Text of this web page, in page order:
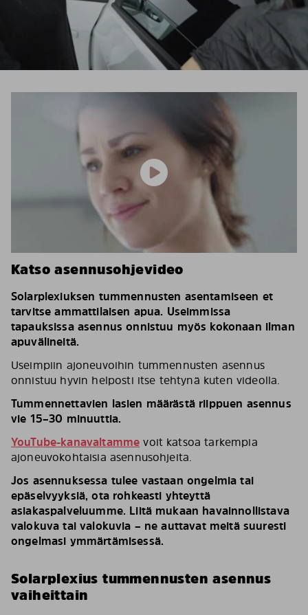
Katso asennusohjevideo
Solarplexiuksen tummennusten asentamiseen et
tarvitse ammattilaisen apua. Useimmissa
tapauksissa asennus onnistuu myös kokonaan ilman
apuvälineitä.
Useimpiin ajoneuvoihin tummennusten asennus
onnistuu hyvin helposti itse tehtynä kuten videolla.
Tummennettavien lasien määrästä riippuen asennus
vie 15–30 minuuttia.
YouTube-kanavaltamme voit katsoa tarkempia
ajoneuvokohtaisia asennusohjeita.
Jos asennuksessa tulee vastaan ongelmia tai
epäselvyyksiä, ota rohkeasti yhteyttä
asiakaspalveluumme. Liitä mukaan havainnollistava
valokuva tai valokuvia – ne auttavat meitä suuresti
ongelmasi ymmärtämisessä.
Solarplexius tummennusten asennus
vaiheittain